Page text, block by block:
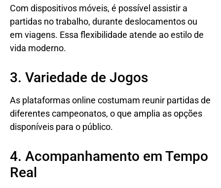
Com dispositivos móveis, é possível assistir a
partidas no trabalho, durante deslocamentos ou
em viagens. Essa flexibilidade atende ao estilo de
vida moderno.
3. Variedade de Jogos
As plataformas online costumam reunir partidas de
diferentes campeonatos, o que amplia as opções
disponíveis para o público.
4. Acompanhamento em Tempo
Real